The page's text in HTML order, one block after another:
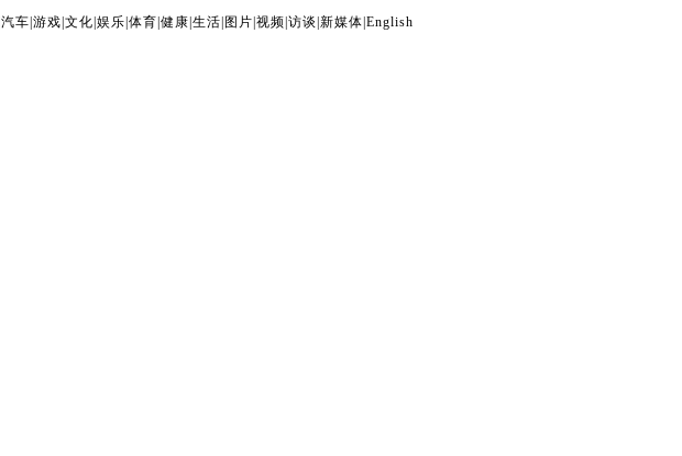
汽车 游戏 文化 娱乐 体育 健康 生活 图片 视频 访谈 新媒体 English